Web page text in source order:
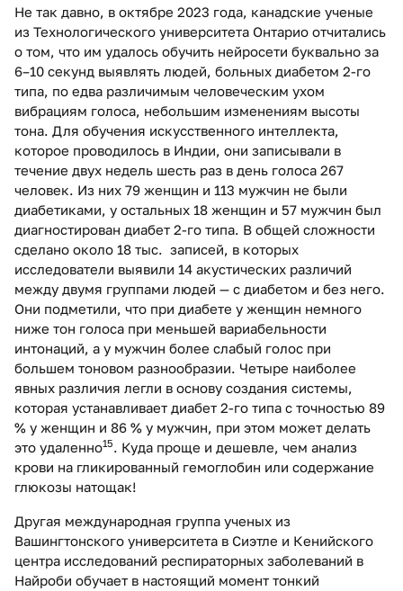
Не так давно, в октябре 2023 года, канадские ученые
из Технологического университета Онтарио отчитались
о том, что им удалось обучить нейросети буквально за
6–10 секунд выявлять людей, больных диабетом 2-го
типа, по едва различимым человеческим ухом
вибрациям голоса, небольшим изменениям высоты
тона. Для обучения искусственного интеллекта,
которое проводилось в Индии, они записывали в
течение двух недель шесть раз в день голоса 267
человек. Из них 79 женщин и 113 мужчин не были
диабетиками, у остальных 18 женщин и 57 мужчин был
диагностирован диабет 2-го типа. В общей сложности
сделано около 18 тыс. записей, в которых
исследователи выявили 14 акустических различий
между двумя группами людей — с диабетом и без него.
Они подметили, что при диабете у женщин немного
ниже тон голоса при меньшей вариабельности
интонаций, а у мужчин более слабый голос при
большем тоновом разнообразии. Четыре наиболее
явных различия легли в основу создания системы,
которая устанавливает диабет 2-го типа с точностью 89
% у женщин и 86 % у мужчин, при этом может делать
это удаленно15. Куда проще и дешевле, чем анализ
крови на гликированный гемоглобин или содержание
глюкозы натощак!
Другая международная группа ученых из
Вашингтонского университета в Сиэтле и Кенийского
центра исследований респираторных заболеваний в
Найроби обучает в настоящий момент тонкий